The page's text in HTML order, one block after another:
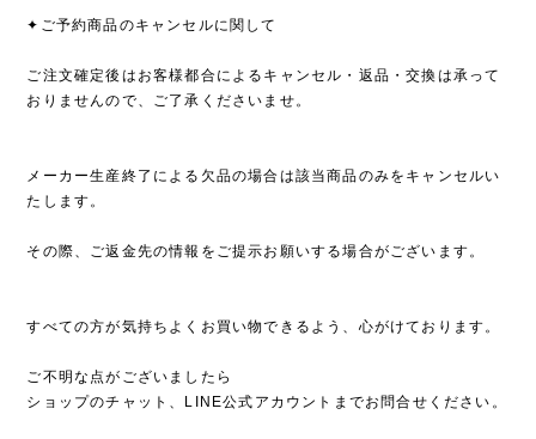
✦ご予約商品のキャンセルに関して
ご注文確定後はお客様都合によるキャンセル・返品・交換は承って
おりませんので、ご了承くださいませ。
メーカー生産終了による欠品の場合は該当商品のみをキャンセルい
たします。
その際、ご返金先の情報をご提示お願いする場合がございます。
すべての方が気持ちよくお買い物できるよう、心がけております。
ご不明な点がございましたら
ショップのチャット、LINE公式アカウントまでお問合せください。